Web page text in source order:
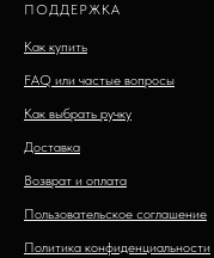
ПОДДЕРЖКА
Как купить
FAQ или частые вопросы
Как выбрать ручку
Доставка
Возврат и оплата
Пользовательское соглашение
Политика конфиденциальности